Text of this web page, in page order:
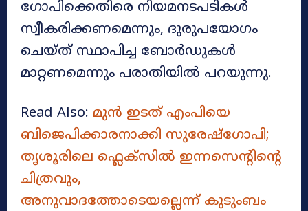
ഗോപിക്കെതിരെ നിയമനടപടികൾ
സ്വീകരിക്കണമെന്നും, ദുരുപയോഗം
ചെയ്ത് സ്ഥാപിച്ച ബോർഡുകൾ
മാറ്റണമെന്നും പരാതിയിൽ പറയുന്നു.
Read Also: മുൻ ഇടത് എംപിയെ
ബിജെപിക്കാരനാക്കി സുരേഷ്‌ഗോപി;
തൃശൂരിലെ ഫ്ലെക്സിൽ ഇന്നസെന്റിന്റെ
ചിത്രവും,
അനുവാദത്തോടെയല്ലെന്ന് കുടുംബം